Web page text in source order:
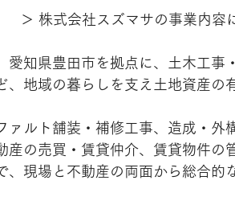
＞ 株式会社スズマサの事業内容
愛知県豊田市を拠点に、土木工事
、地域の暮らしを支え土地資産の
ァルト舗装・補修工事、造成・外
産の売買・賃貸仲介、賃貸物件の
、現場と不動産の両面から総合的